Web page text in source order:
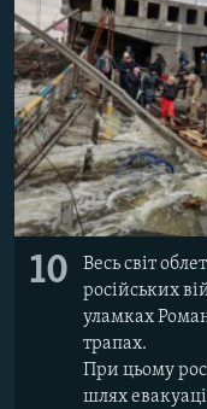
10
Весь світ
російських
уламках
трапах.
При цьому
шлях